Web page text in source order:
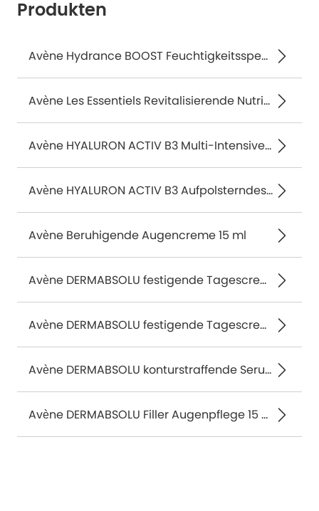
Produkten
Avène Hydrance BOOST Feuchtigkeitsspendendes Serum-Konzentrat 30 ml
Avène Les Essentiels Revitalisierende Nutritive Creme Reichhaltig 50 ml
Avène HYALURON ACTIV B3 Multi-Intensive Nachtcreme 40 ml
Avène HYALURON ACTIV B3 Aufpolsterndes Serum-Konzentrat 30 ml
Avène Beruhigende Augencreme 15 ml
Avène DERMABSOLU festigende Tagescreme 50 ml
Avène DERMABSOLU festigende Tagescreme Nachfüllpack 50 ml
Avène DERMABSOLU konturstraffende Serum-Konzentrat 30 ml
Avène DERMABSOLU Filler Augenpflege 15 ml